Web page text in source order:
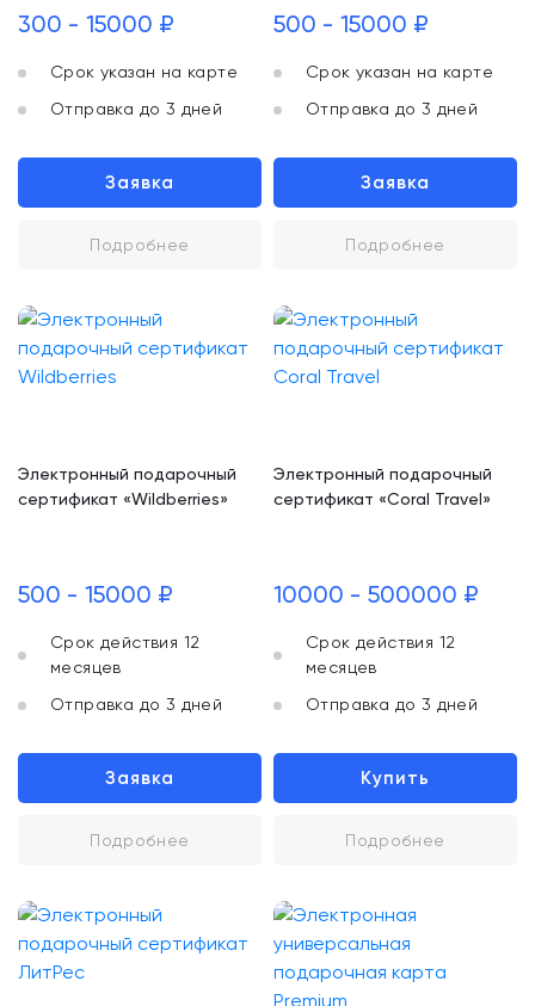
300 - 15000 ₽
Срок указан на карте
Отправка до 3 дней
Заявка
Подробнее
500 - 15000 ₽
Срок указан на карте
Отправка до 3 дней
Заявка
Подробнее
Электронный подарочный
сертификат «Wildberries»
500 - 15000 ₽
Срок действия 12
месяцев
Отправка до 3 дней
Заявка
Подробнее
Электронный подарочный
сертификат «Coral Travel»
10000 - 500000 ₽
Срок действия 12
месяцев
Отправка до 3 дней
Купить
Подробнее